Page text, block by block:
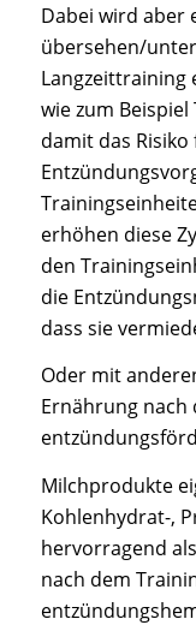
Dabei wird aber
übersehen/
Langzeittraining
wie zum
damit das
erhöhen diese
den
die
dass sie
Oder mit
Ernährung nach
Milchprodukte
Kohlenhydrat-,
hervorragend
nach dem